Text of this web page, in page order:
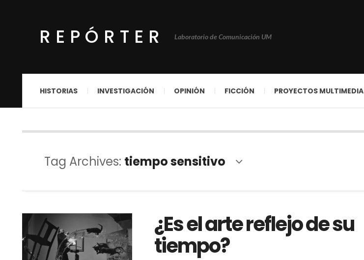
REPÓRTER Laboratorio de Comunicación UM
HISTORIAS INVESTIGACIÓN OPINIÓN FICCIÓN PROYECTOS MULTIMEDIA
Tag Archives: tiempo sensitivo
¿Es el arte reflejo de su
tiempo?